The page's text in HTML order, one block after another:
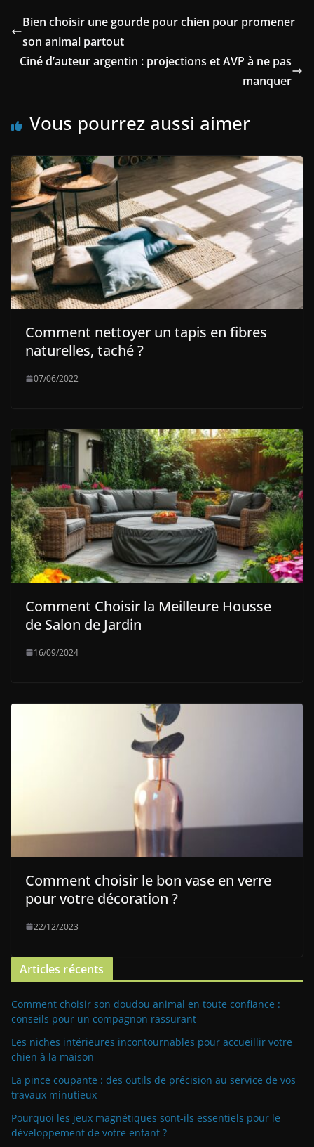
Bien choisir une gourde pour chien pour promener
son animal partout
Ciné d’auteur argentin : projections et AVP à ne pas
manquer
Vous pourrez aussi aimer
Comment nettoyer un tapis en fibres
naturelles, taché ?
07/06/2022
Comment Choisir la Meilleure Housse
de Salon de Jardin
16/09/2024
Comment choisir le bon vase en verre
pour votre décoration ?
22/12/2023
Articles récents
Comment choisir son doudou animal en toute confiance :
conseils pour un compagnon rassurant
Les niches intérieures incontournables pour accueillir votre
chien à la maison
La pince coupante : des outils de précision au service de vos
travaux minutieux
Pourquoi les jeux magnétiques sont-ils essentiels pour le
développement de votre enfant ?